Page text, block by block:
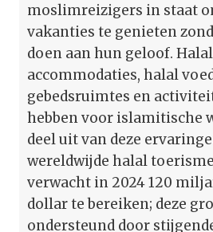
moslimreizigers in staat
vakanties te genieten
doen aan hun geloof.
accommodaties, halal
gebedsruimtes en
hebben voor islamitische
deel uit van deze
wereldwijde halal
verwacht in 2024 120
dollar te bereiken; deze
ondersteund door